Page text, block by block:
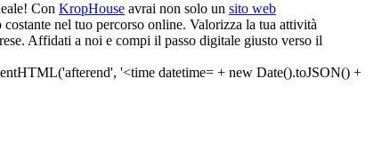
Con KropHouse avrai non solo un sito web
nel tuo percorso online. Valorizza la tua attività
Affidati a noi e compi il passo digitale giusto verso il